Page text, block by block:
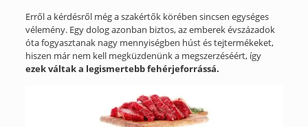
Erről a kérdésről még a szakértők körében sincsen egységes
vélemény. Egy dolog azonban biztos, az emberek évszázadok
óta fogyasztanak nagy mennyiségben húst és tejtermékeket,
hiszen már nem kell megküzdenünk a megszerzéséért, így
ezek váltak a legismertebb fehérjeforrássá.